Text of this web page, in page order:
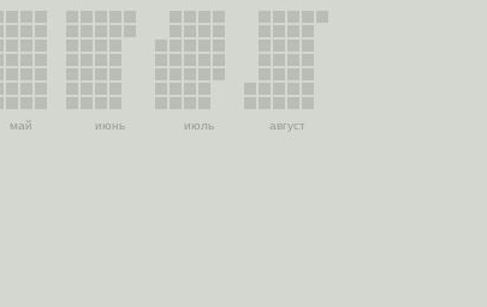
май июнь июль август